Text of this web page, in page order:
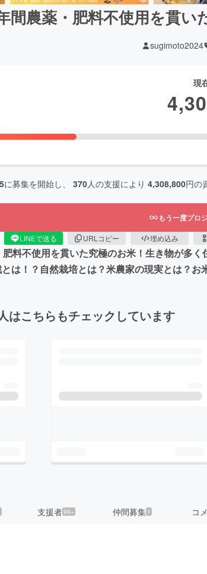
間農薬・肥料不使用を貫
sugimoto2024
現
に募集を開始し、 370人の支援により 4,308,800円の
もう一度プロ
LINEで送る URLコピー 埋め込み
肥料不使用を貫いた究極のお米！生き物が多
は！？自然栽培とは？米農家の現実とは？お
はこちらもチェックしています
支援者99+ 仲間募集 1 コ